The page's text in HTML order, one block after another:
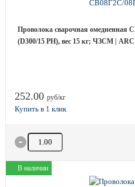
Проволока сварочная омедненная
(D300/15 РН), вес 15 кг; ЧЗСМ |
252.00 руб/кг
Количество товара
В наличии